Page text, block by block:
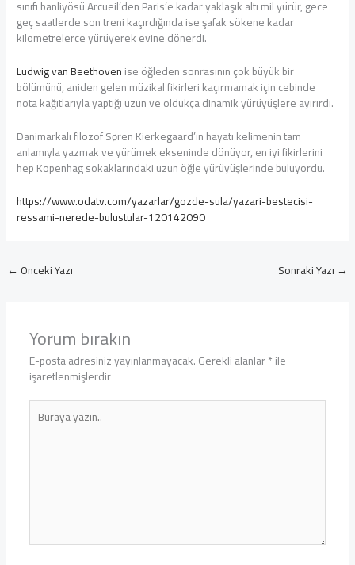
sınıfı banliyösü Arcueil’den Paris’e kadar yaklaşık altı mil yürür, gece
geç saatlerde son treni kaçırdığında ise şafak sökene kadar
kilometrelerce yürüyerek evine dönerdi.
Ludwig van Beethovenise öğleden sonrasının çok büyük bir
bölümünü, aniden gelen müzikal fikirleri kaçırmamak için cebinde
nota kağıtlarıyla yaptığı uzun ve oldukça dinamik yürüyüşlere ayırırdı.
Danimarkalı filozof Søren Kierkegaard’ın hayatı kelimenin tam
anlamıyla yazmak ve yürümek ekseninde dönüyor, en iyi fikirlerini
hep Kopenhag sokaklarındaki uzun öğle yürüyüşlerinde buluyordu.
https://www.odatv.com/yazarlar/gozde-sula/yazari-bestecisi-
ressami-nerede-bulustular-120142090
← Önceki Yazı Sonraki Yazı →
Yorum bırakın
E-posta adresiniz yayınlanmayacak.Gerekli alanlar*ile
işaretlenmişlerdir
Buraya
yazın..